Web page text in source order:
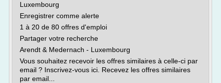
Luxembourg
Enregistrer comme alerte
1 à 20 de 80 offres d'emploi
Partager votre recherche
Arendt & Medernach - Luxembourg
Vous souhaitez recevoir les offres similaires à celle-ci par
email ? Inscrivez-vous ici. Recevez les offres similaires
par email...